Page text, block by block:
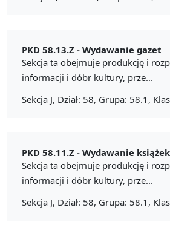
PKD 58.13.Z - Wydawanie gazet
Sekcja ta obejmuje produkcję i
informacji i dóbr kultury, prze...
Sekcja J, Dział: 58, Grupa: 58.1,
PKD 58.11.Z - Wydawanie książek
Sekcja ta obejmuje produkcję i
informacji i dóbr kultury, prze...
Sekcja J, Dział: 58, Grupa: 58.1,